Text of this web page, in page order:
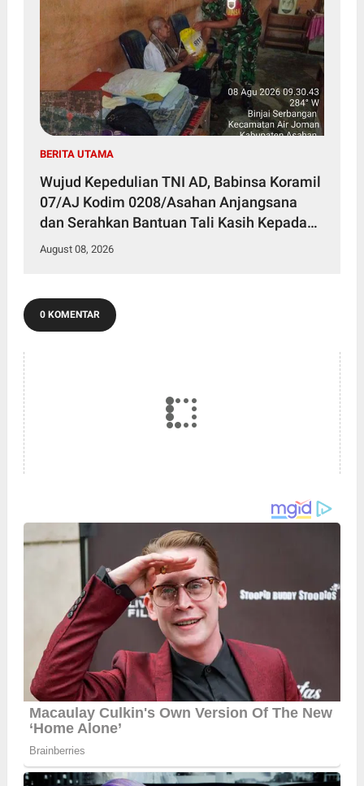
BERITA UTAMA
Wujud Kepedulian TNI AD, Babinsa Koramil
07/AJ Kodim 0208/Asahan Anjangsana
dan Serahkan Bantuan Tali Kasih Kepada
Lansia Usia 97 Tahun
August 08, 2026
0 KOMENTAR